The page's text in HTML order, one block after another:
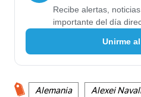
Recibe alertas,
importante del día
Unirme
Alemania Alexei